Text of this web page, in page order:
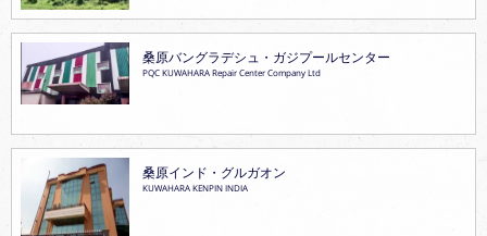
桑原バングラデシュ・ガジプールセンター
PQC KUWAHARA Repair Center Company Ltd
桑原インド・グルガオン
KUWAHARA KENPIN INDIA